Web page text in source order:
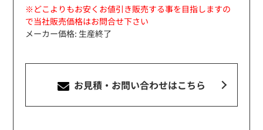
※どこよりもお安くお値引き販売する事を目指しますの
で当社販売価格はお問合せ下さい
メーカー価格: 生産終了
お見積・お問い合わせはこちら